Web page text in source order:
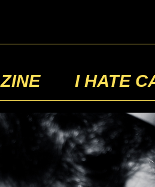
ZINE I HATE